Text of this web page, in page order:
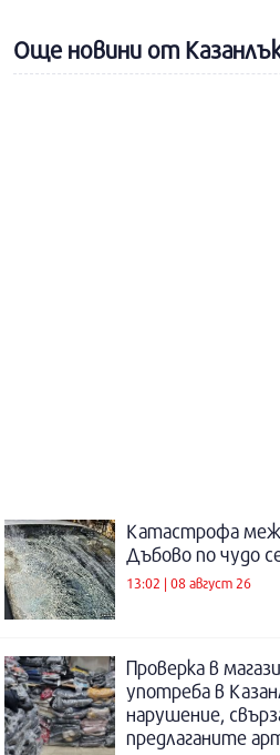
Още новини от
Катастрофа
Дъбово по чудо
13:02 | 08 август 26
Проверка в
употреба в
нарушение,
предлаганите